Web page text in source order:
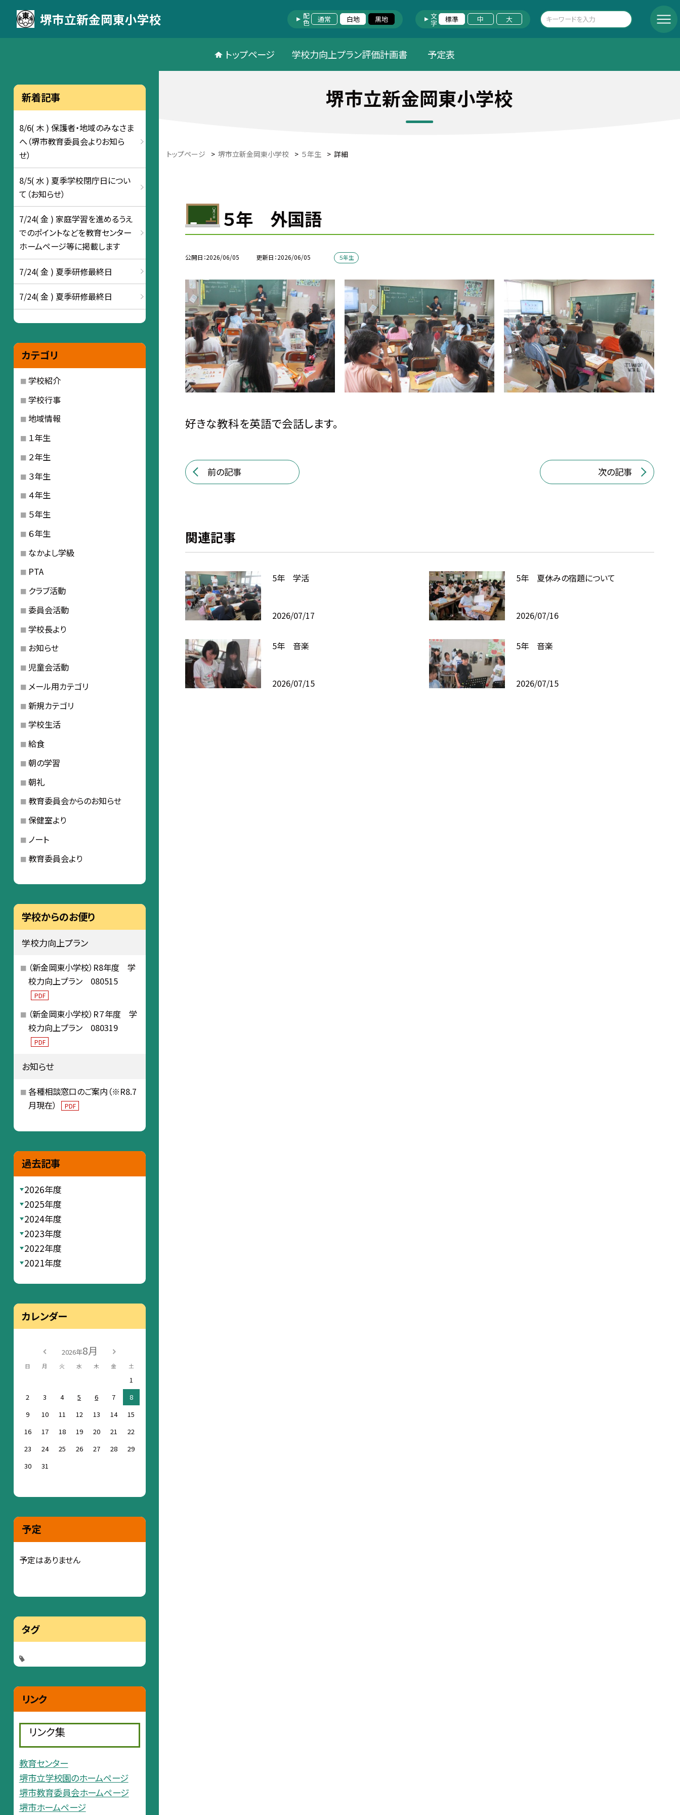
堺市立新金岡東小学校 配色 通常 白地 黒地 文字 標準 中 大
トップページ 学校力向上プラン評価計画書 予定表
堺市立新金岡東小学校
トップページ > 堺市立新金岡東小学校 > ５年生 > 詳細
５年 外国語
公開日 2026/06/05 更新日 2026/06/05 ５年生
好きな教科を英語で会話します。
前の記事 次の記事
関連記事
5年 学活
2026/07/17
5年 夏休みの宿題について
2026/07/16
5年 音楽
2026/07/15
5年 音楽
2026/07/15
新着記事
8/6( 木 ) 保護者・地域のみなさま
へ（堺市教育委員会よりお知ら
せ）
8/5( 水 ) 夏季学校閉庁日につい
て（お知らせ）
7/24( 金 ) 家庭学習を進めるうえ
でのポイントなどを教育センター
ホームページ等に掲載します
7/24( 金 ) 夏季研修最終日
7/24( 金 ) 夏季研修最終日
カテゴリ
学校紹介
学校行事
地域情報
１年生
２年生
３年生
４年生
５年生
６年生
なかよし学級
PTA
クラブ活動
委員会活動
学校長より
お知らせ
児童会活動
メール用カテゴリ
新規カテゴリ
学校生活
給食
朝の学習
朝礼
教育委員会からのお知らせ
保健室より
ノート
教育委員会より
学校からのお便り
学校力向上プラン
（新金岡東小学校）R8年度 学
校力向上プラン 080515
PDF
（新金岡東小学校）R７年度 学
校力向上プラン 080319
PDF
お知らせ
各種相談窓口のご案内（※R8.7
月現在）
PDF
過去記事
2026年度
2025年度
2024年度
2023年度
2022年度
2021年度
カレンダー
2026年8月
日 月 火 水 木 金 土
1
2
3 4 5 6 7
8
9
10 11 12 13 14
15
16
17 18 19 20 21
22
23
24 25 26 27 28
29
30
31
予定
予定はありません
タグ
リンク
リンク集
教育センター
堺市立学校園のホームページ
堺市教育委員会ホームページ
堺市ホームページ